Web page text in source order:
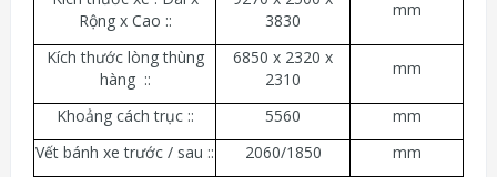
Rộng x Cao ::
3830
mm
Kích thước lòng thùng
hàng ::
6850 x 2320 x
2310
mm
Khoảng cách trục :: 5560
mm
Vết bánh xe trước / sau ::
2060/1850
mm